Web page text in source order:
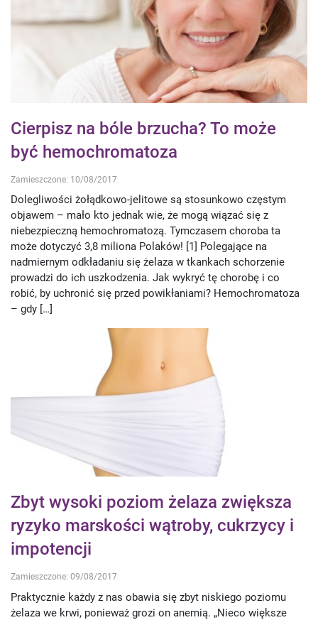
Cierpisz na bóle brzucha? To może
być hemochromatoza
Zamieszczone: 10/08/2017
Dolegliwości żołądkowo-jelitowe są stosunkowo częstym
objawem – mało kto jednak wie, że mogą wiązać się z
niebezpieczną hemochromatozą. Tymczasem choroba ta
może dotyczyć 3,8 miliona Polaków! [1] Polegające na
nadmiernym odkładaniu się żelaza w tkankach schorzenie
prowadzi do ich uszkodzenia. Jak wykryć tę chorobę i co
robić, by uchronić się przed powikłaniami? Hemochromatoza
– gdy […]
Zbyt wysoki poziom żelaza zwiększa
ryzyko marskości wątroby, cukrzycy i
impotencji
Zamieszczone: 09/08/2017
Praktycznie każdy z nas obawia się zbyt niskiego poziomu
żelaza we krwi, ponieważ grozi on anemią. „Nieco większe